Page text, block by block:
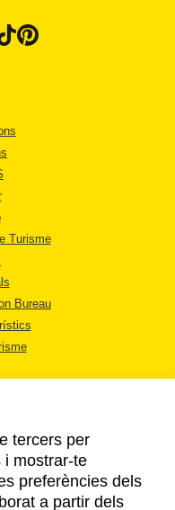
Turisme
Bureau
tercers per
i mostrar-te
preferències dels
a partir dels